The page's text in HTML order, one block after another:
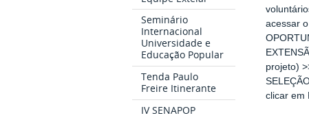
Seminário
Internacional
Universidade e
Educação Popular
Tenda Paulo
Freire Itinerante
IV SENAPOP
acessar
projeto)
clicar em